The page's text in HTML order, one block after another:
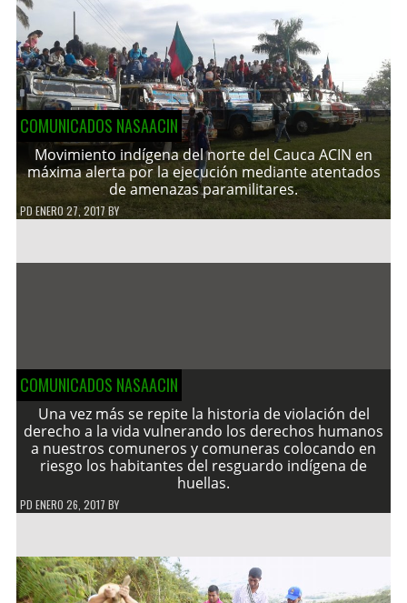
COMUNICADOS NASAACIN
Movimiento indígena del norte del Cauca ACIN en
máxima alerta por la ejecución mediante atentados
de amenazas paramilitares.
PDENERO 27, 2017 BY
COMUNICADOS NASAACIN
Una vez más se repite la historia de violación del
derecho a la vida vulnerando los derechos humanos
a nuestros comuneros y comuneras colocando en
riesgo los habitantes del resguardo indígena de
huellas.
PD ENERO 26, 2017 BY